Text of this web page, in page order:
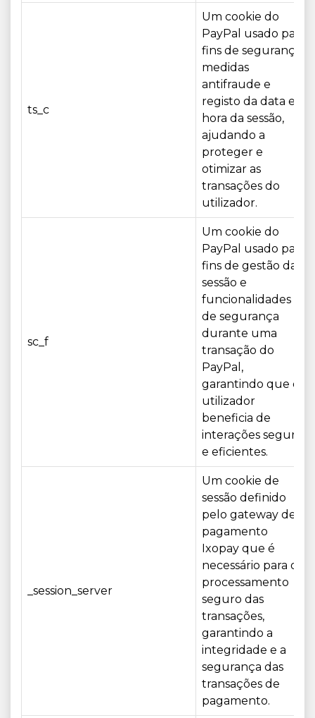
ts_c
Um cookie do
PayPal usado para
fins de segurança,
medidas
antifraude e
registo da data e
hora da sessão,
ajudando a
proteger e
otimizar as
transações do
utilizador.
sc_f
Um cookie do
PayPal usado para
fins de gestão da
sessão e
funcionalidades
de segurança
durante uma
transação do
PayPal,
garantindo que o
utilizador
beneficia de
interações seguras
e eficientes.
_session_server
Um cookie de
sessão definido
pelo gateway de
pagamento
Ixopay que é
necessário para o
processamento
seguro das
transações,
garantindo a
integridade e a
segurança das
transações de
pagamento.